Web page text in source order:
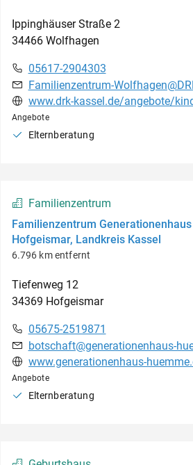
Ippinghäuser Straße 2
34466 Wolfhagen
05617-2904303
Familienzentrum-
Angebote
Elternberatung
Familienzentrum
Familienzentrum
Hofgeismar, Landkreis Kassel
6.796 km entfernt
Tiefenweg 12
34369 Hofgeismar
05675-2519871
botschaft@generationenhaus-
Angebote
Elternberatung